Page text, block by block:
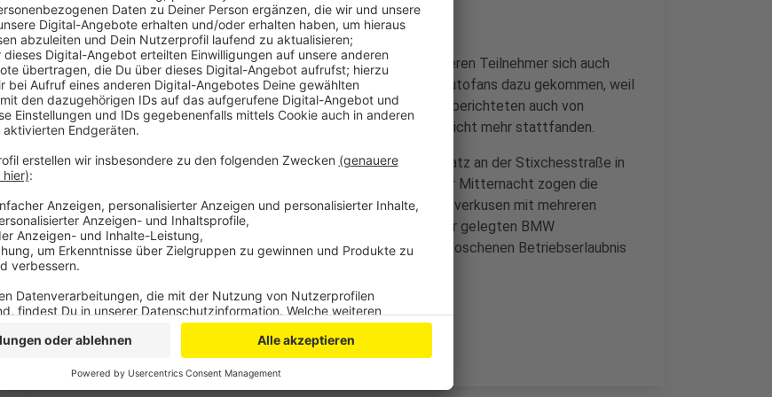
Die Polizei sagt, dass dort eine Veranstaltung angemeldet war, deren Teilnehmer sich auch
friedlich verhielten. Im weiteren waren aber etliche zusätzliche Autofans dazu gekommen, weil
es vorher einen Aufruf über Social Media gegeben hatte. Zeugen berichteten auch von
Driftingaktionen unter der Stelze, die aber im Beisein der Polizei nicht mehr stattfanden.
Gegen 22 Uhr verlagerte sich das Treffen auf den Kauflandparkplatz an der Stixchesstraße in
Manfort. Auch hier gab es viele Beschwerden über Lärm. Noch vor Mitternacht zogen die
Autofans dann weiter in den Rhein-Erft-Kreis. Die Polizei war in Leverkusen mit mehreren
Einsatzfahrzeugen vor Ort. Die Polizisten haben einen illegal tiefer gelegten BMW
sichergestellt und einem weiteren Fahrzeughalter wegen einer erloschenen Betriebserlaubnis
verboten, weiter zu fahren.
Anzeige